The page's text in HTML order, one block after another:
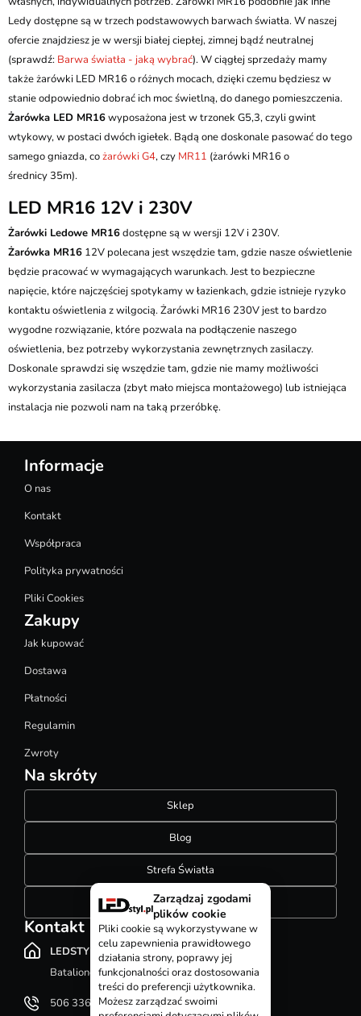
Ledy dostępne są w trzech podstawowych barwach światła. W naszej
ofercie znajdziesz je w wersji białej ciepłej, zimnej bądź neutralnej
(sprawdź: Barwa światła - jaką wybrać). W ciągłej sprzedaży mamy
także żarówki LED MR16 o różnych mocach, dzięki czemu będziesz w
stanie odpowiednio dobrać ich moc świetlną, do danego pomieszczenia.
Żarówka LED MR16wyposażona jest w trzonek G5,3, czyli gwint
wtykowy, w postaci dwóch igiełek. Bądą one doskonale pasować do tego
samego gniazda, cożarówki G4, czy MR11 (żarówki MR16 o
średnicy 35m).
LED MR16 12V i 230V
Żarówki Ledowe MR16dostępne są w wersji 12V i 230V.
Żarówka MR16 12V polecana jest wszędzie tam, gdzie nasze oświetlenie
będzie pracować w wymagających warunkach. Jest to bezpieczne
napięcie, które najczęściej spotykamy w łazienkach, gdzie istnieje ryzyko
kontaktu oświetlenia z wilgocią. Żarówki MR16 230V jest to bardzo
wygodne rozwiązanie, które pozwala na podłączenie naszego
oświetlenia, bez potrzeby wykorzystania zewnętrznych zasilaczy.
Doskonale sprawdzi się wszędzie tam, gdzie nie mamy możliwości
wykorzystania zasilacza (zbyt mało miejsca montażowego) lub istniejąca
instalacja nie pozwoli nam na taką przeróbkę.
Informacje
O nas
Kontakt
Współpraca
Polityka prywatności
Pliki Cookies
Zakupy
Jak kupować
Dostawa
Płatności
Regulamin
Zwroty
Na skróty
Sklep
Blog
Strefa Światła
Konfigurator szynoprzewodów
Kontakt
LEDSTYL.pl
Batalionów Chłopskich 12, 94-058 Łódź
506 336 320
Zarządzaj zgodami
plików cookie
Pliki cookie są wykorzystywane w
celu zapewnienia prawidłowego
działania strony, poprawy jej
funkcjonalności oraz dostosowania
treści do preferencji użytkownika.
Możesz zarządzać swoimi